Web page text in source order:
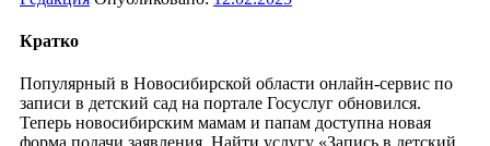
Кратко
Популярный в Новосибирской области онлайн-сервис по
записи в детский сад на портале Госуслуг обновился.
Теперь новосибирским мамам и папам доступна новая